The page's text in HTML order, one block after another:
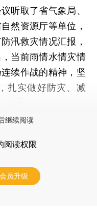
取了省气象局、
然资源厅等单位，
汛救灾情况汇报，
当前雨情水情灾情
续作战的精神，坚
扎实做好防灾、减
继续阅读
阅读权限
员升级